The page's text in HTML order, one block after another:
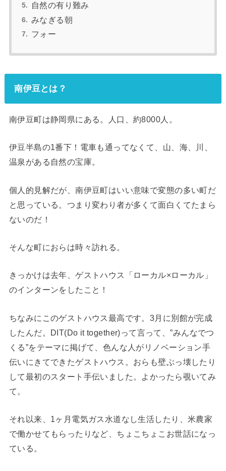
自然の有り難み
みなぎる朝
フォー
南伊豆とは？
南伊豆町は静岡県にある。人口、約8000人。
伊豆半島の1番下！電車も通ってなくて、山、海、川、
温泉がある自然の宝庫。
個人的見解だが、南伊豆町はいい意味で変態の多い町だ
と思っている。つまり変わり者が多くて面白くてたまら
ないのだ！
そんな町におらは時々訪れる。
きっかけは去年、ゲストハウス「ローカル×ローカル」
のインターンをしたこと！
ちなみにこのゲストハウス最高です。3月に別館が完成
したんだ。DIT(Do it together)って言って、”みんなでつ
くる”をテーマに掲げて、色んな人がリノベーション手
伝いにきてできたゲストハウス。おらも壁ぶっ壊したり
して最初のスタート手伝いました。よかったら覗いてみ
て。
それ以来、1ヶ月電気ガス水道なし生活したり、米農家
で働かせてもらったりなど、ちょこちょこお世話になっ
ている。